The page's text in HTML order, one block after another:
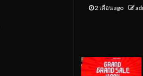
2 เดือน ago